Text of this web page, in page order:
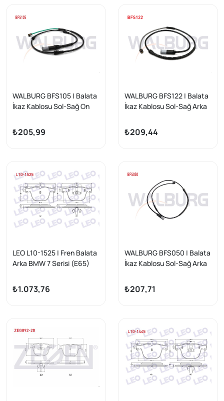
WALBURG BFS105 | Balata
İkaz Kablosu Sol-Sağ On
2007-2012-(F15) 2012-/
X6 (E71) 2008-2014-X6
₺205,99
WALBURG BFS122 | Balata
İkaz Kablosu Sol-Sağ Arka
(F15) 2007-/ X6 (E71,E72)-
(F16,F86) 2008 -
₺209,44
LEO L10-1525 | Fren Balata
Arka BMW 7 Serisi (E65)
535 D 2003-2010 / (E60)
540 İ 2003-2010 / X5 (E70)
₺1.073,76
WALBURG BFS050 | Balata
İkaz Kablosu Sol-Sağ Arka
F15) / X6 (E71,E72) 2007 -
₺207,71